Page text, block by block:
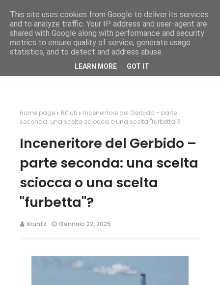
Home page Rifiuti
Inceneritore del Gerbido – parte
seconda: una scelta sciocca o una scelta "furbetta"?
Inceneritore del Gerbido –
parte seconda: una scelta
sciocca o una scelta
"furbetta"?
Kruntz Gennaio 22, 2025
This site uses cookies from Google to deliver its services
and to analyze traffic. Your IP address and user-agent are
shared with Google along with performance and security
metrics to ensure quality of service, generate usage
statistics, and to detect and address abuse.
LEARN MORE GOT IT